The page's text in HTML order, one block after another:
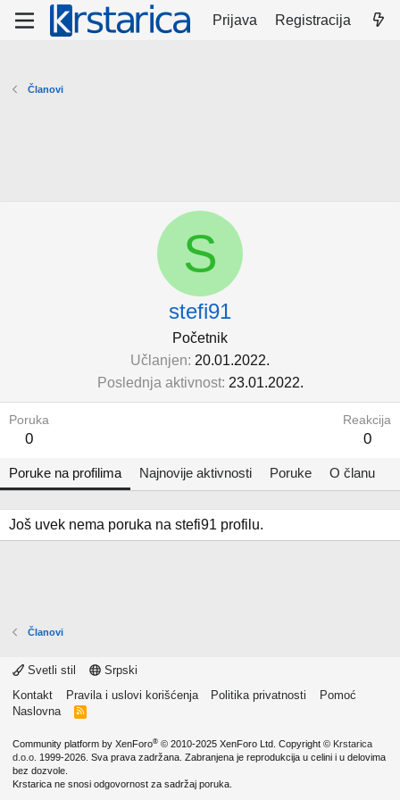
Prijava Registracija
Članovi
S
stefi91
Početnik
Učlanjen 20.01.2022.
Poslednja aktivnost 23.01.2022.
Poruka
0
Reakcija
0
Poruke na profilima Najnovije aktivnosti Poruke O članu
Još uvek nema poruka na stefi91 profilu.
Članovi
Svetli stil
Srpski
Kontakt
Pravila i uslovi korišćenja Politika privatnosti
Pomoć
Naslovna
R
Community platform by XenForo® © 2010-2025 XenForo Ltd. Copyright © Krstarica
d.o.o. 1999-2026. Sva prava zadržana. Zabranjena je reprodukcija u celini i u delovima
bez dozvole.
Krstarica ne snosi odgovornost za sadržaj poruka.